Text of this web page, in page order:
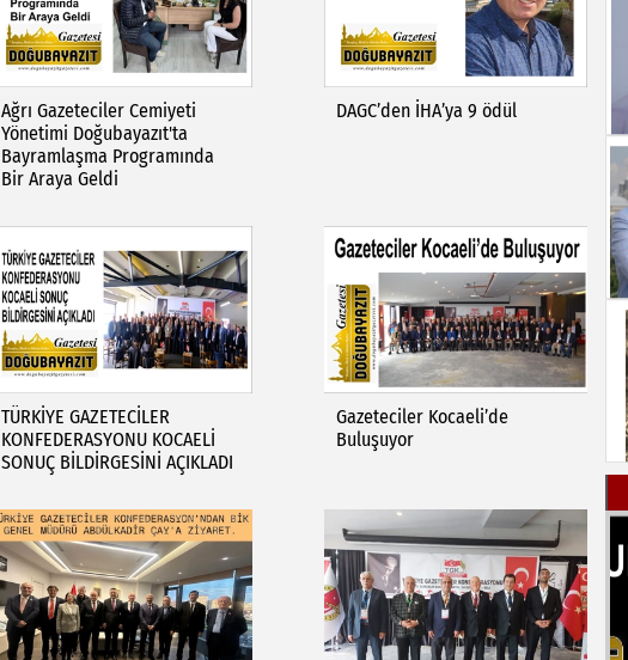
Ağrı Gazeteciler Cemiyeti
Yönetimi Doğubayazıt'ta
Bayramlaşma Programında
Bir Araya Geldi
DAGC’den İHA’ya 9 ödül
TÜRKİYE GAZETECİLER
KONFEDERASYONU KOCAELİ
SONUÇ BİLDİRGESİNİ AÇIKLADI
Gazeteciler Kocaeli’de
Buluşuyor